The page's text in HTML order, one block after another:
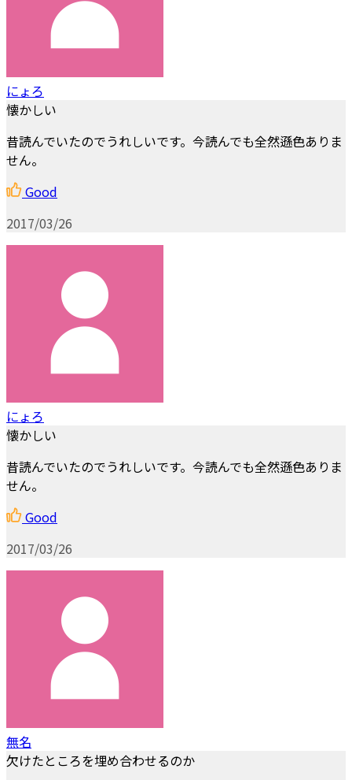
にょろ
懐かしい
昔読んでいたのでうれしいです。今読んでも全然遜色ありま
せん。
Good
2017/03/26
にょろ
懐かしい
昔読んでいたのでうれしいです。今読んでも全然遜色ありま
せん。
Good
2017/03/26
無名
欠けたところを埋め合わせるのか